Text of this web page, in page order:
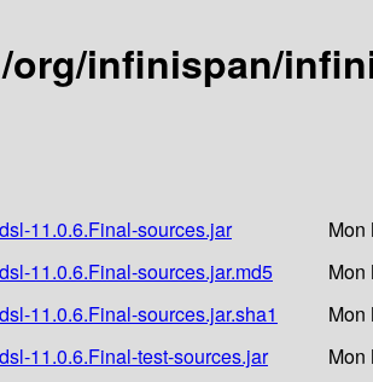
org/infinispan/
11.0.6.Final-sources.jar
Mon
11.0.6.Final-sources.jar.md5
Mon
11.0.6.Final-sources.jar.sha1
Mon
11.0.6.Final-test-sources.jar
Mon